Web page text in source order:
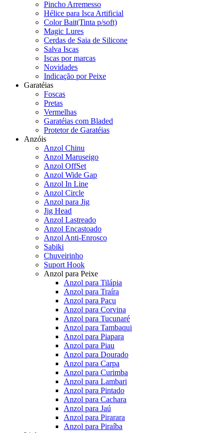
Pincho Arremesso
Hélice para Isca Artificial
Color Bait(Tinta p/soft)
Magic Lures
Cerdas de Saia de Silicone
Salva Iscas
Iscas por marcas
Novidades
Indicação por Peixe
Garatéias
Foscas
Pretas
Vermelhas
Garatéias com Bladed
Protetor de Garatéias
Anzóis
Anzol Chinu
Anzol Maruseigo
Anzol OffSet
Anzol Wide Gap
Anzol In Line
Anzol Circle
Anzol para Jig
Jig Head
Anzol Lastreado
Anzol Encastoado
Anzol Anti-Enrosco
Sabiki
Chuveirinho
Suport Hook
Anzol para Peixe
Anzol para Tilápia
Anzol para Traíra
Anzol para Pacu
Anzol para Corvina
Anzol para Tucunaré
Anzol para Tambaqui
Anzol para Piapara
Anzol para Piau
Anzol para Dourado
Anzol para Carpa
Anzol para Curimba
Anzol para Lambari
Anzol para Pintado
Anzol para Cachara
Anzol para Jaú
Anzol para Pirarara
Anzol para Piraíba